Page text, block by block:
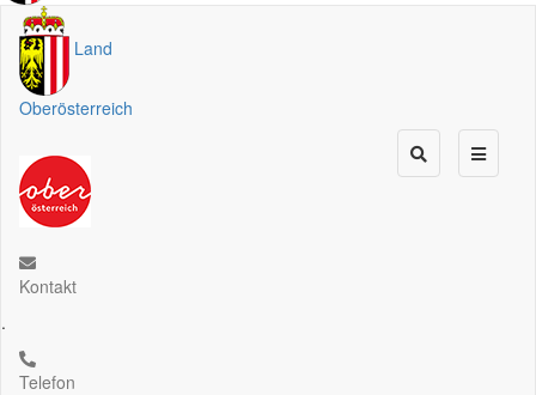
Land
Oberösterreich
Kontakt
.
Telefon